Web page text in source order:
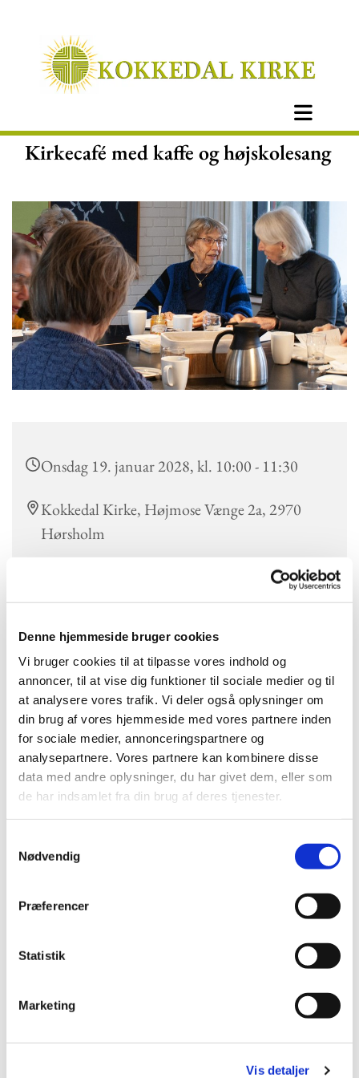
Denne hjemmeside bruger cookies
Vi bruger cookies til at tilpasse vores indhold og
annoncer, til at vise dig funktioner til sociale medier og til
at analysere vores trafik. Vi deler også oplysninger om
din brug af vores hjemmeside med vores partnere inden
for sociale medier, annonceringspartnere og
analysepartnere. Vores partnere kan kombinere disse
data med andre oplysninger, du har givet dem, eller som
de har indsamlet fra din brug af deres tjenester.
Nødvendig
Præferencer
Statistik
Marketing
Vis detaljer
Kirkecafé med kaffe og højskolesang
Onsdag 19. januar 2028, kl. 10:00 - 11:30
Kokkedal Kirke, Højmose Vænge 2a, 2970
Hørsholm
til kirkecafé.
Kirkecaféen er åben for alle hver onsdag kl. 10.00. Vi mødes og
taler sammen på uforpligtende vis over en kop kaffe.
Efterfølgende synger vi sange fra Højskolesangbogen, som
kirkens organist akkompagnerer på klaver.
Kirkecaféen er ikke styret af præsterne, men en gang i mellem
kommer der er en præst forbi og drikker en kop kaffe.